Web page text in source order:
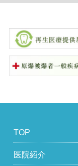
TOP
医院紹介